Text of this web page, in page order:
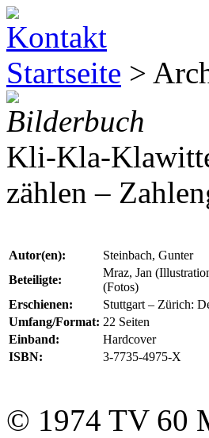
Startseite >
Bilderbuch
Kli-Kla-
zählen –
Autor(en):
Steinbach, Gunter
Beteiligte:
Mraz, Jan
(Fotos)
Erschienen:
Stuttgart – Zürich:
Umfang/Format: 22 Seiten
Einband:
Hardcover
ISBN:
3-7735-4975-X
© 1974 TV 60